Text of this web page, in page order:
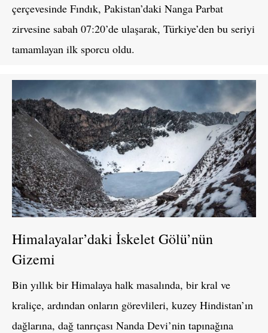
çerçevesinde Fındık, Pakistan’daki Nanga Parbat
zirvesine sabah 07:20’de ulaşarak, Türkiye’den bu seriyi
tamamlayan ilk sporcu oldu.
Himalayalar’daki İskelet Gölü’nün
Gizemi
Bin yıllık bir Himalaya halk masalında, bir kral ve
kraliçe, ardından onların görevlileri, kuzey Hindistan’ın
dağlarına, dağ tanrıçası Nanda Devi’nin tapınağına